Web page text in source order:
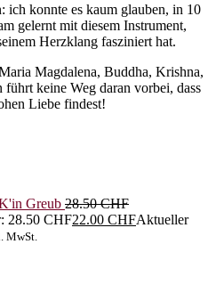
ich konnte es kaum glauben, in 10
gelernt mit diesem Instrument,
Herzklang fasziniert hat.
Magdalena, Buddha, Krishna,
keine Weg daran vorbei, dass
Liebe findest!
Greub 28.50CHF
28.50 CHF22.00 CHFAktueller
MwSt.